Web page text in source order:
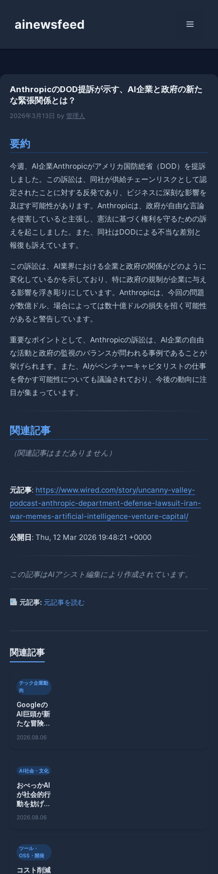
ainewsfeed メ
AnthropicのDOD提訴が示す、AI企業と政府の新た
な緊張関係とは？
2026年3月13日 by 管理人
要約
今週、AI企業Anthropicがアメリカ国防総省（DOD）を提訴
しました。この訴訟は、同社が供給チェーンリスクとして認
定されたことに対する反発であり、ビジネスに深刻な影響を
及ぼす可能性があります。Anthropicは、政府が自由な言論
を侵害していると主張し、憲法に基づく権利を守るための訴
えを起こしました。また、同社はDODによる不当な差別と
報復も訴えています。
この訴訟は、AI業界における企業と政府の関係がどのように
変化しているかを示しており、特に政府の規制が企業に与え
る影響を浮き彫りにしています。Anthropicは、今回の問題
が数億ドル、場合によっては数十億ドルの損失を招く可能性
があると警告しています。
重要なポイントとして、Anthropicの訴訟は、AI企業の自由
な活動と政府の監視のバランスが問われる事例であることが
挙げられます。また、AIがベンチャーキャピタリストの仕事
を脅かす可能性についても議論されており、今後の動向に注
目が集まっています。
関連記事
（関連記事はまだありません）
元記事: https://www.wired.com/story/uncanny-valley-
podcast-anthropic-department-defense-lawsuit-iran-
war-memes-artificial-intelligence-venture-capital/
公開日: Thu, 12 Mar 2026 19:48:21 +0000
この記事はAIアシスト編集により作成されています。
元記事: 元記事を読む
関連記事
テック企業動
向
Googleの
AI巨頭が新
たな冒険
Discovery
2026.08.06
AI社会・文化
おべっかAI
が社会的行
動を妨げ
研究が警鐘
2026.08.06
ツール・
OSS・開発
コスト削減